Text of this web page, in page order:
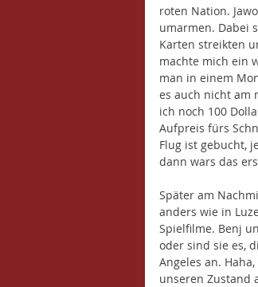
roten Nation.
umarmen. Dabei
Karten streikten
machte mich ein
man in einem
es auch nicht am
ich noch 100
Aufpreis fürs
Flug ist gebucht,
dann wars das
Später am
anders wie in
Spielfilme. Benj
oder sind sie es,
Angeles an.
unseren Zustand